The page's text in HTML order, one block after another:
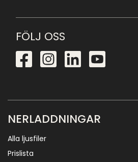
FÖLJ OSS
NERLADDNINGAR
Alla ljusfiler
Prislista